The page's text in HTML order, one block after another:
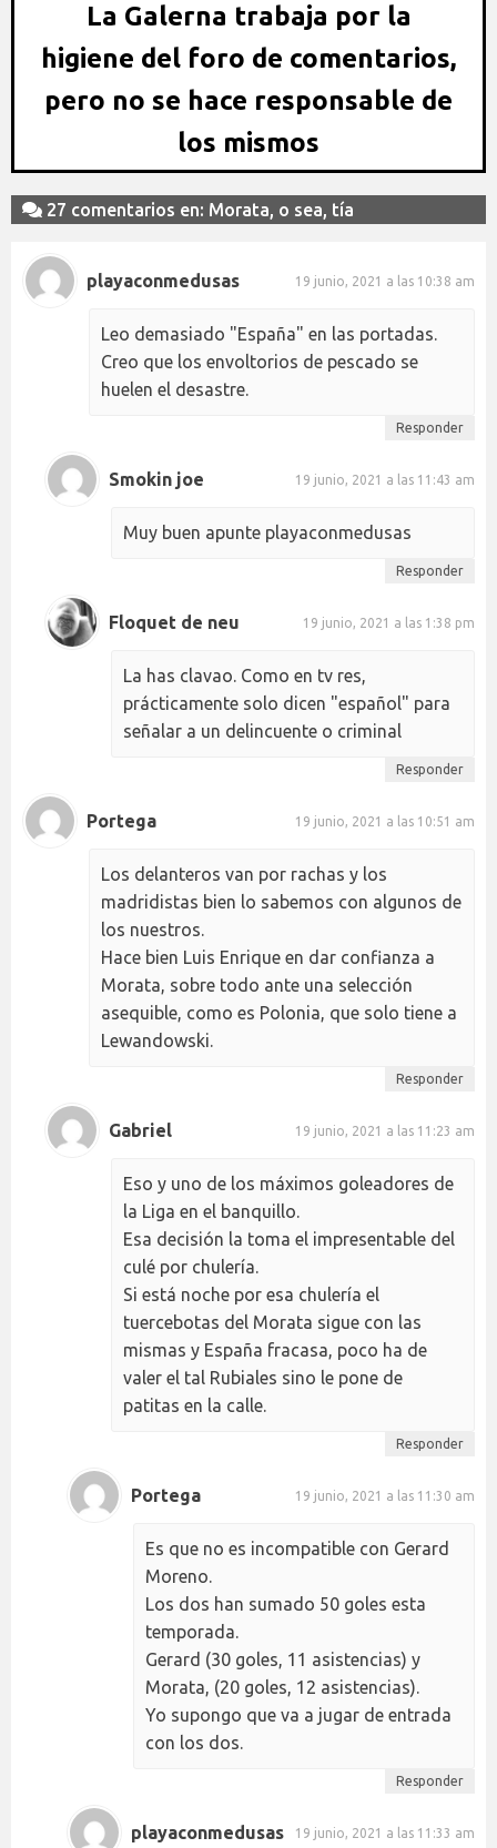
La Galerna trabaja por la
higiene del foro de comentarios,
pero no se hace responsable de
los mismos
27 comentarios en: Morata, o sea, tía
playaconmedusas 19 junio, 2021 a las 10:38 am
Leo demasiado "España" en las portadas.
Creo que los envoltorios de pescado se
huelen el desastre.
Responder
Smokin joe 19 junio, 2021 a las 11:43 am
Muy buen apunte playaconmedusas
Responder
Floquet de neu 19 junio, 2021 a las 1:38 pm
La has clavao. Como en tv res,
prácticamente solo dicen "español" para
señalar a un delincuente o criminal
Responder
Portega 19 junio, 2021 a las 10:51 am
Los delanteros van por rachas y los
madridistas bien lo sabemos con algunos de
los nuestros.
Hace bien Luis Enrique en dar confianza a
Morata, sobre todo ante una selección
asequible, como es Polonia, que solo tiene a
Lewandowski.
Responder
Gabriel 19 junio, 2021 a las 11:23 am
Eso y uno de los máximos goleadores de
la Liga en el banquillo.
Esa decisión la toma el impresentable del
culé por chulería.
Si está noche por esa chulería el
tuercebotas del Morata sigue con las
mismas y España fracasa, poco ha de
valer el tal Rubiales sino le pone de
patitas en la calle.
Responder
Portega 19 junio, 2021 a las 11:30 am
Es que no es incompatible con Gerard
Moreno.
Los dos han sumado 50 goles esta
temporada.
Gerard (30 goles, 11 asistencias) y
Morata, (20 goles, 12 asistencias).
Yo supongo que va a jugar de entrada
con los dos.
Responder
playaconmedusas 19 junio, 2021 a las 11:33 am